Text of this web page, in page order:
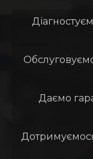
Даємо
Дотримуємося